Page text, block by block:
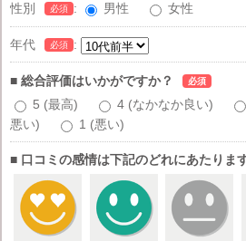
性別 必須 : 男性 女性
年代 必須 :
■ 総合評価はいかがですか？ 必須
5 (最高) 4 (なかなか良い)
悪い)
1 (悪い)
■ 口コミの感情は下記のどれにあたりま